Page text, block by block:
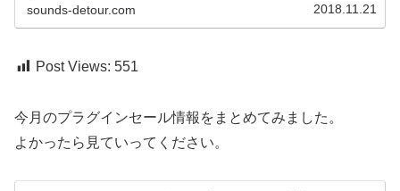
sounds-detour.com 2018.11.21
Post Views: 551
今月のプラグインセール情報をまとめてみました。
よかったら見ていってください。